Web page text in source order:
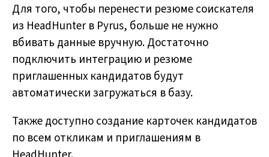
Для того, чтобы перенести резюме соискателя
из HeadHunter в Pyrus, больше не нужно
вбивать данные вручную. Достаточно
подключить интеграцию и резюме
приглашенных кандидатов будут
автоматически загружаться в базу.
Также доступно создание карточек кандидатов
по всем откликам и приглашениям в